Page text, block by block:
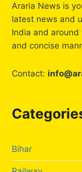
टीचर
की
रंगीन
फोटो,
का
Araria News is
latest news and
India and
and concise
Contact:
Bihar